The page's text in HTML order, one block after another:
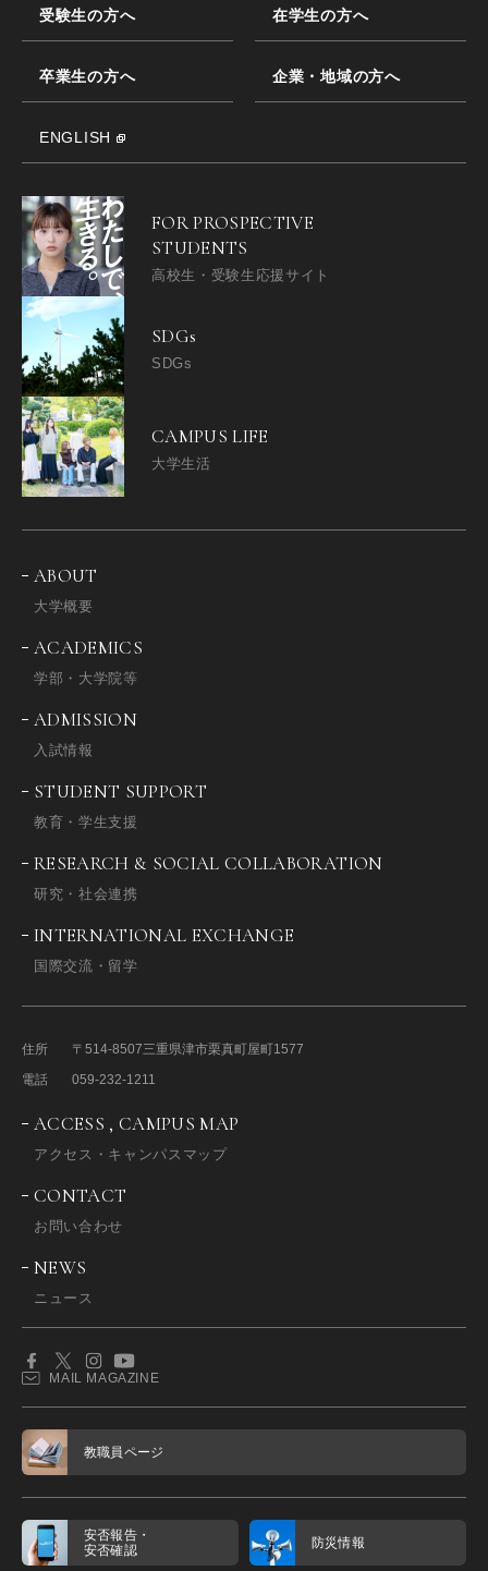
受験生の方へ 在学生の方へ
卒業生の方へ 企業・地域の方へ
ENGLISH
FOR PROSPECTIVE
STUDENTS
高校生・受験生応援サイト
SDGs
SDGs
CAMPUS LIFE
大学生活
ABOUT
大学概要
ACADEMICS
学部・大学院等
ADMISSION
入試情報
STUDENT SUPPORT
教育・学生支援
RESEARCH & SOCIAL COLLABORATION
研究・社会連携
INTERNATIONAL EXCHANGE
国際交流・留学
住所 〒514-8507三重県津市栗真町屋町1577
電話
059-232-1211
ACCESS , CAMPUS MAP
アクセス・キャンパスマップ
CONTACT
お問い合わせ
NEWS
ニュース
MAIL MAGAZINE
教職員ページ
安否報告・
安否確認
防災情報